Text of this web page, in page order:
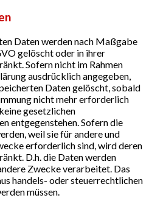
Daten werden nach Maßgabe
gelöscht oder in ihrer
Sofern nicht im Rahmen
ausdrücklich angegeben,
Daten gelöscht, sobald
nicht mehr erforderlich
gesetzlichen
entgegenstehen. Sofern die
weil sie für andere und
erforderlich sind, wird deren
D.h. die Daten werden
Zwecke verarbeitet. Das
handels- oder steuerrechtlichen
müssen.